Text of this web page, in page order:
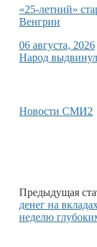
«25-летний»
Венгрии
06 августа, 2026
Народ
Новости СМИ2
Предыдущая
денег на
неделю